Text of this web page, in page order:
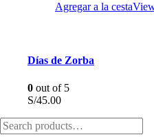
Agregar a la cesta
Días de Zorba
0 out of 5
S/45.00